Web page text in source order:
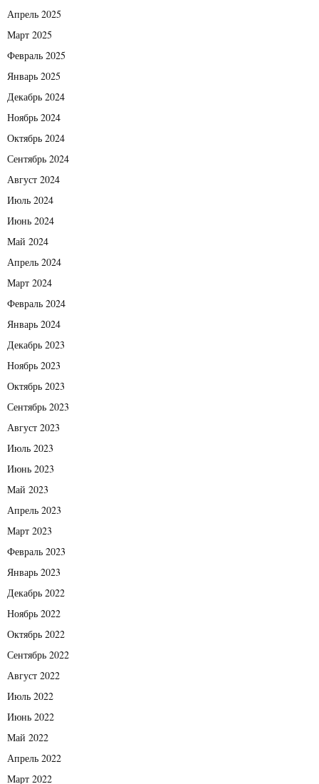
Апрель 2025
Март 2025
Февраль 2025
Январь 2025
Декабрь 2024
Ноябрь 2024
Октябрь 2024
Сентябрь 2024
Август 2024
Июль 2024
Июнь 2024
Май 2024
Апрель 2024
Март 2024
Февраль 2024
Январь 2024
Декабрь 2023
Ноябрь 2023
Октябрь 2023
Сентябрь 2023
Август 2023
Июль 2023
Июнь 2023
Май 2023
Апрель 2023
Март 2023
Февраль 2023
Январь 2023
Декабрь 2022
Ноябрь 2022
Октябрь 2022
Сентябрь 2022
Август 2022
Июль 2022
Июнь 2022
Май 2022
Апрель 2022
Март 2022